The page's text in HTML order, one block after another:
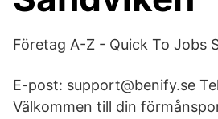
Företag A-Z - Quick To Jobs
E-post: support@benify.se
Välkommen till din